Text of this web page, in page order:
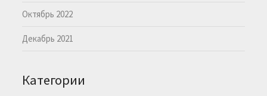
Октябрь 2022
Декабрь 2021
Категории